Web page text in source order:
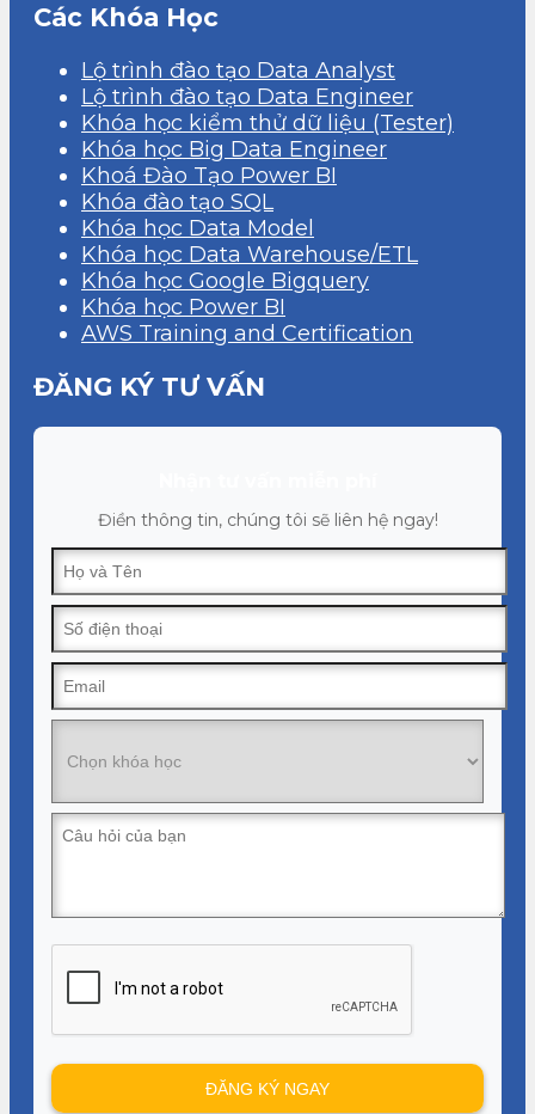
Các Khóa Học
Lộ trình đào tạo Data Analyst
Lộ trình đào tạo Data Engineer
Khóa học kiểm thử dữ liệu (Tester)
Khóa học Big Data Engineer
Khoá Đào Tạo Power BI
Khóa đào tạo SQL
Khóa học Data Model
Khóa học Data Warehouse/ETL
Khóa học Google Bigquery
Khóa học Power BI
AWS Training and Certification
ĐĂNG KÝ TƯ VẤN
Điền thông tin, chúng tôi sẽ liên hệ ngay!